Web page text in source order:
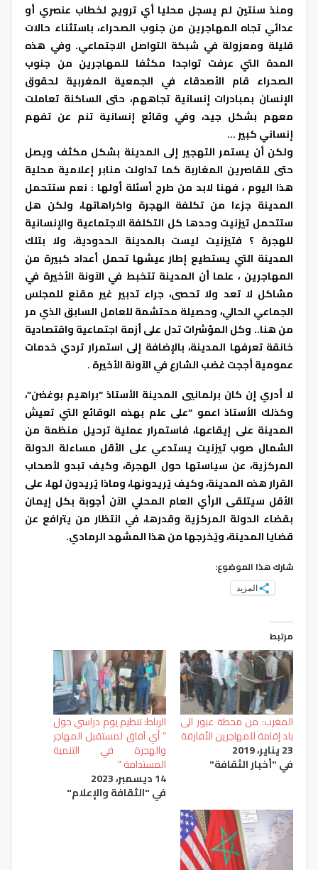
ومنذ سنتين لم يسجل محليا أي ترويج لخطاب عنصري أو
عدائي تجاه المهاجرين من جنوب الصحراء، باستثناء حالات
قليلة ومعزولة في شبكة التواصل الاجتماعي. وفي هذه
المدة التي عرفت تواجدا مكثفا للمهاجرين من جنوب
الصحراء قام الأصدقاء في الجمعية المغربية لحقوق
الإنسان بمبادرات إنسانية تجاههم، حتى الساكنة تعاملت
معهم بشكل جيد، وفي وقائع إنسانية تنم عن تفهم
إنساني كبير …
ولكن أن يستمر التهجير إلى المدينة بشكل مكثف ويصل
حتى للقاصرين المغاربة كما تداولت منابر إعلامية محلية
هذا اليوم ، فهنا لابد من طرح أسئلة أولها : نعم ستتحمل
المدينة جزءا من تكلفة الهجرة واكراهاتها، ولكن هل
ستتحمل تيزنيت وحدها كل التكلفة الاجتماعية والإنسانية
للهجرة ؟ فتيزنيت ليست بالمدينة الحدودية، ولا بتلك
المدينة التي يستطيع إطار عيشها تحمل أعداد كبيرة من
المهاجرين ، علما أن المدينة تتخبط في الآونة الأخيرة في
مشاكل لا تعد ولا تحصى، جراء تدبير غير مقنع للمجلس
الجماعي الحالي، وحصيلة محتشمة للعامل السابق الذي مر
من هنا.. وكل المؤشرات تدل على أزمة اجتماعية واقتصادية
خانقة تعرفها المدينة، بالإضافة إلى استمرار تردي خدمات
عمومية أججت غضب الشارع في الآونة الأخيرة .
لا أدري إن كان برلمانيي المدينة الأستاذ “براهيم بوغضن”،
وكذلك الأستاذ اعمو “على علم بهذه الوقائع التي تعيش
المدينة على إيقاعها، فاستمرار عملية ترحيل منظمة من
الشمال صوب تيزنيت يستدعي على الأقل مساءلة الدولة
المركزية، عن سياستها حول الهجرة، وكيف تبدو لأصحاب
القرار هذه المدينة، وكيف يُريدونها، وماذا يُريدون لها، على
الأقل سيتلقى الرأي العام المحلي الآن أجوبة بكل إيمان
بقضاء الدولة المركزية وقدرها، في انتظار من يترافع عن
قضايا المدينة، ويُخرجها من هذا المشهد الرمادي.
شارك هذا الموضوع:
المزيد
مرتبط
المغرب: من محطة عبور الى
بلد إقامة للمهاجرين الأفارقة
23 يناير، 2019
في "أخبار الثقافة"
الرباط: تنظيم يوم دراسي حول
” أي آفاق لمستقبل المهاجر
والهجرة في التنمية
المستدامة “
14 ديسمبر، 2023
في "الثقافة والإعلام"